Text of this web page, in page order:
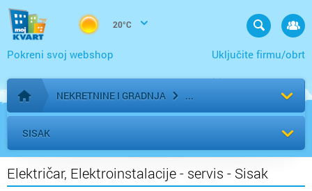
20°C
Uključite firmu/obrt
Pokreni svoj webshop
Početna stranica
NEKRETNINE I GRADNJA
SISAK
Električar, Elektroinstalacije - servis - Sisak